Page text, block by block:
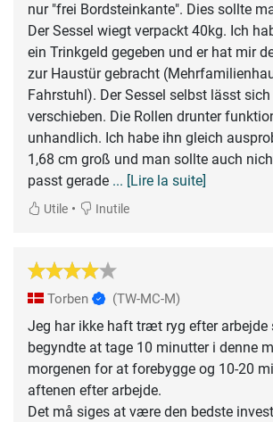
nur "frei Bordsteinkante". Dies sollte
Der Sessel wiegt verpackt 40kg. Ich
ein Trinkgeld gegeben und er hat mir
zur Haustür gebracht
Fahrstuhl). Der Sessel selbst lässt
verschieben. Die Rollen drunter
unhandlich. Ich habe ihn gleich
1,68 cm groß und man sollte auch
passt gerade ... [Lire la suite]
Utile • Inutile
Torben (TW-MC-M)
Jeg har ikke haft træt ryg efter arbejde
begyndte at tage 10 minutter i denne
morgenen for at forebygge og 10-20
aftenen efter arbejde.
Det må siges at være den bedste